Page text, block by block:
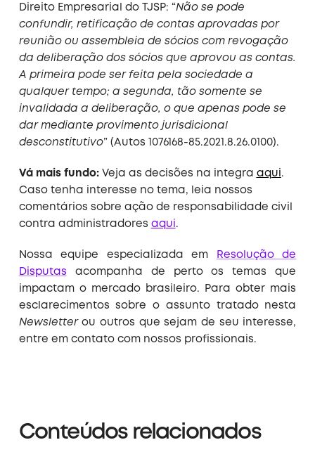
Direito Empresarial do TJSP: “Não se pode
confundir, retificação de contas aprovadas por
reunião ou assembleia de sócios com revogação
da deliberação dos sócios que aprovou as contas.
A primeira pode ser feita pela sociedade a
qualquer tempo; a segunda, tão somente se
invalidada a deliberação, o que apenas pode se
dar mediante provimento jurisdicional
desconstitutivo” (Autos 1076168-85.2021.8.26.0100).
Vá mais fundo: Veja as decisões na integra aqui .
Caso tenha interesse no tema, leia nossos
comentários sobre ação de responsabilidade civil
contra administradores aqui .
Nossa equipe especializada em
Resolução de
Disputas acompanha de perto os temas que
impactam o mercado brasileiro. Para obter mais
esclarecimentos sobre o assunto tratado nesta
Newsletterou outros que sejam de seu interesse,
entre em contato com nossos profissionais.
Conteúdos relacionados